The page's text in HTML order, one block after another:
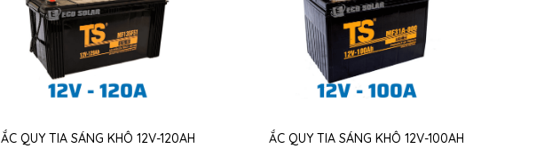
ẮC QUY TIA SÁNG KHÔ 12V-120AH
ẮC QUY TIA SÁNG KHÔ 12V-100AH